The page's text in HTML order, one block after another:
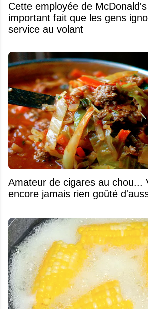
Cette employée de
important fait que les gens
service au volant
Amateur de cigares au chou...
encore jamais rien goûté